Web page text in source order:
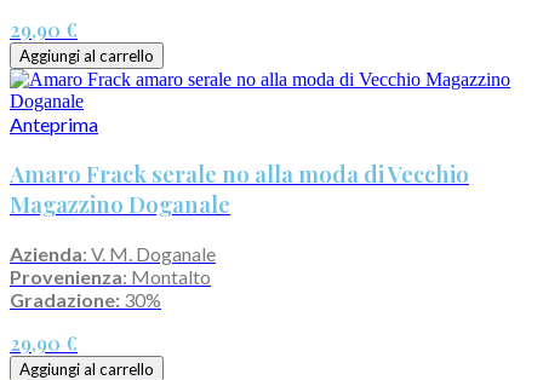
29,90 €
Aggiungi al carrello
Anteprima
Amaro Frack serale no alla moda di Vecchio
Magazzino Doganale
Azienda: V. M. Doganale
Provenienza: Montalto
Gradazione: 30%
29,90 €
Aggiungi al carrello